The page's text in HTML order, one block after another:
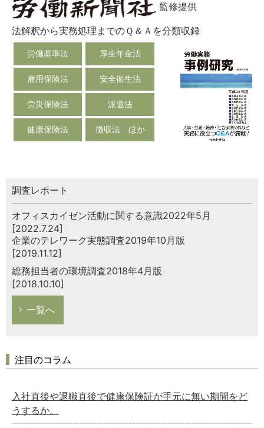
監修提供
法解釈から実務処理までのＱ＆Ａを分類収録
労働基準法 厚生年金法
雇用保険法 安全衛生法
労災保険法 派遣法
健康保険法 徴収法 ほか
調査レポート
オフィスカイゼン活動に関する意識2022年5月
[2022.7.24]
企業のテレワーク実態調査2019年10月版
[2019.11.12]
総務担当者の環境調査2018年4月版
[2018.10.10]
一覧へ
注目のコラム
入社直後や退職直後で健康保険証が手元に無い期間をど
うするか。